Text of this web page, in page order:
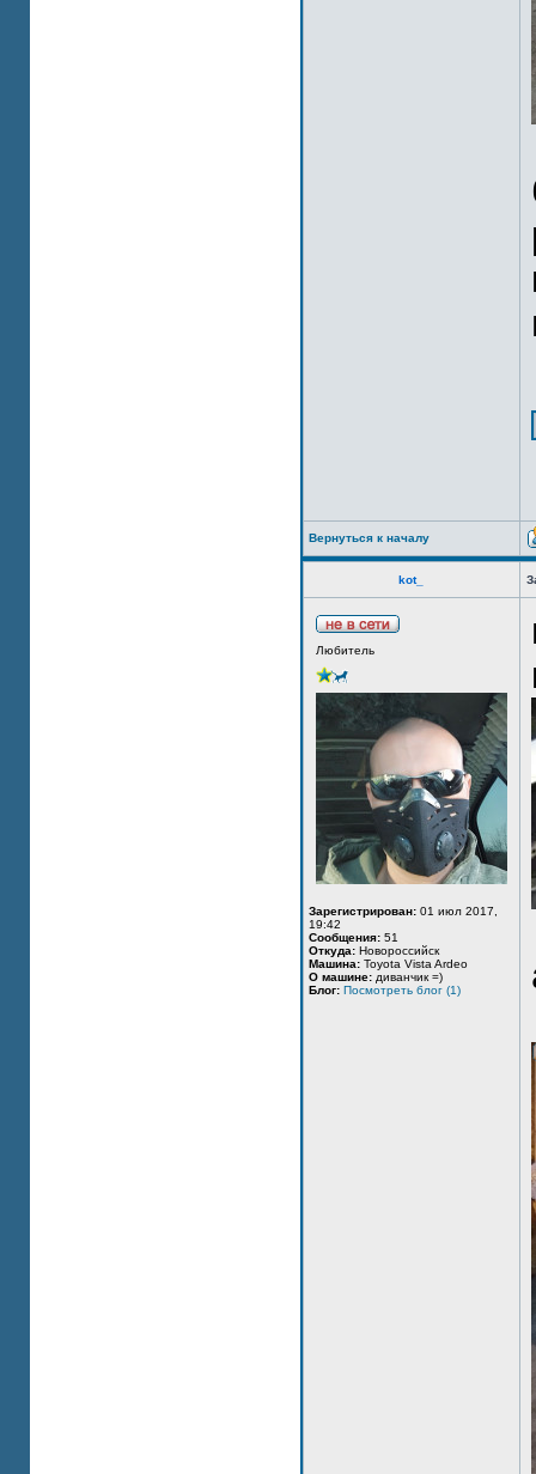
Вернуться к началу
kot_
Любитель
Зарегистрирован: 01 июл 2017,
19:42
Сообщения: 51
Откуда: Новороссийск
Машина: Toyota Vista Ardeo
О машине: диванчик =)
Блог: Посмотреть блог (1)